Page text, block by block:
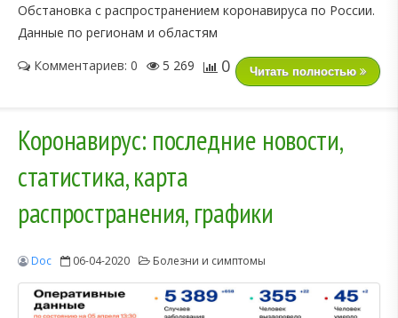
Обстановка с распространением коронавируса по России.
Данные по регионам и областям
Читать полностью
Комментариев: 0 5 269 0
Коронавирус: последние новости,
статистика, карта
распространения, графики
Doc 06-04-2020 Болезни и симптомы